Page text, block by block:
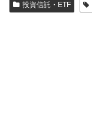
投資信託・ETF